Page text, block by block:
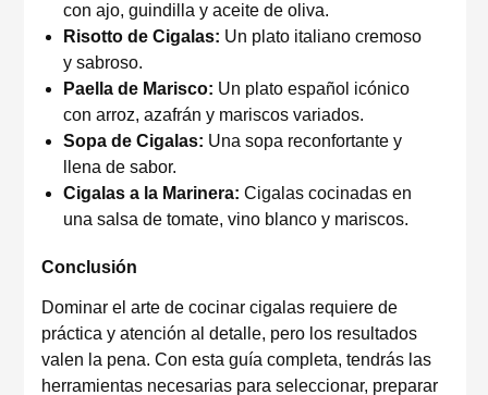
con ajo, guindilla y aceite de oliva.
Risotto de Cigalas: Un plato italiano cremoso
y sabroso.
Paella de Marisco: Un plato español icónico
con arroz, azafrán y mariscos variados.
Sopa de Cigalas: Una sopa reconfortante y
llena de sabor.
Cigalas a la Marinera: Cigalas cocinadas en
una salsa de tomate, vino blanco y mariscos.
Conclusión
Dominar el arte de cocinar cigalas requiere de
práctica y atención al detalle, pero los resultados
valen la pena. Con esta guía completa, tendrás las
herramientas necesarias para seleccionar, preparar